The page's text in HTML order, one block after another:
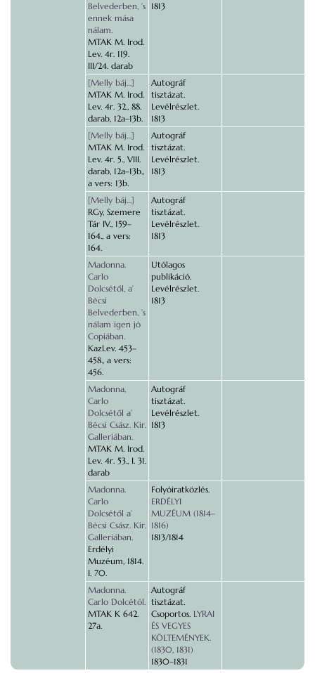
Belvederben, ’s
ennek mása
nálam.
MTAK M. Irod.
Lev. 4r. 119.
III/24. darab
1813
[Melly báj…]
MTAK M. Irod.
Lev. 4r. 32., 88.
darab, 12a–13b.
Autográf
tisztázat.
Levélrészlet.
1813
[Melly báj…]
MTAK M. Irod.
Lev. 4r. 5., VIII.
darab, 12a–13b.,
a vers: 13b.
Autográf
tisztázat.
Levélrészlet.
1813
[Melly báj…]
RGy, Szemere
Tár IV., 159–
164., a vers:
164.
Autográf
tisztázat.
Levélrészlet.
1813
Madonna.
Carlo
Dolcsétől, a’
Bécsi
Belvederben, ’s
nálam igen jó
Copiában.
KazLev. 453–
458., a vers:
456.
Utólagos
publikáció.
Levélrészlet.
1813
Madonna,
Carlo
Dolcsétől a’
Bécsi Csász. Kir.
Galleriában.
MTAK M. Irod.
Lev. 4r. 53., I. 31.
darab
Autográf
tisztázat.
Levélrészlet.
1813
Madonna.
Carlo
Dolcsétől a’
Bécsi Csász. Kir.
Galleriában.
Erdélyi
Muzéum, 1814.
I. 70.
Folyóiratközlés.
ERDÉLYI
MUZÉUM (1814–
1816)
1813/1814
Madonna.
Carlo Dolcétól.
MTAK K 642.
27a.
Autográf
tisztázat.
Csoportos. LYRAI
ÉS VEGYES
KÖLTEMÉNYEK.
(1830, 1831)
1830–1831